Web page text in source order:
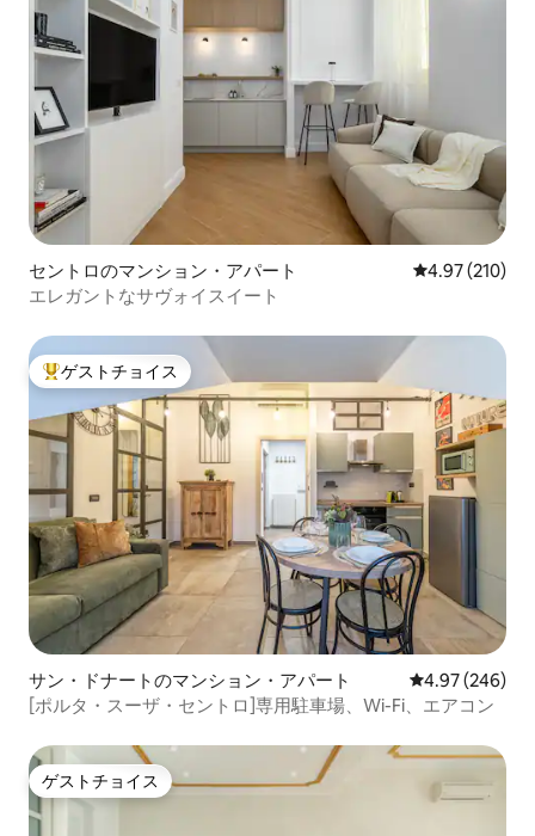
セントロのマンション・アパート レビュー210
4.97 (210)
エレガントなサヴォイスイート
大好評のゲストチョイスです。
ゲストチョイス
サン・ドナートのマンション・アパート レビュー246
4.97 (246)
[ポルタ・スーザ・セントロ]専用駐車場、Wi-Fi、エアコン
ゲストチョイス
ゲストチョイス